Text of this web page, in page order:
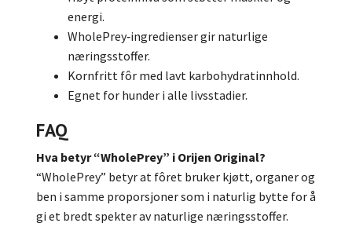
energi.
WholePrey‑ingredienser gir naturlige
næringsstoffer.
Kornfritt fôr med lavt karbohydratinnhold.
Egnet for hunder i alle livsstadier.
FAQ
Hva betyr “WholePrey” i Orijen Original?
“WholePrey” betyr at fôret bruker kjøtt, organer og
ben i samme proporsjoner som i naturlig bytte for å
gi et bredt spekter av naturlige næringsstoffer.